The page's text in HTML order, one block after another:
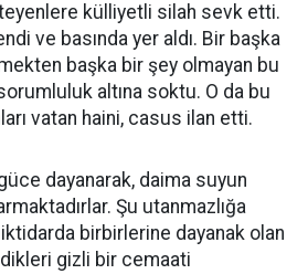
külliyetli silah sevk etti.
ve basında yer aldı. Bir başka
başka bir şey olmayan bu
altına soktu. O da bu
vatan haini, casus ilan etti.
dayanarak, daima suyun
Şu utanmazlığa
iktidarda birbirlerine dayanak olan
gizli bir cemaati